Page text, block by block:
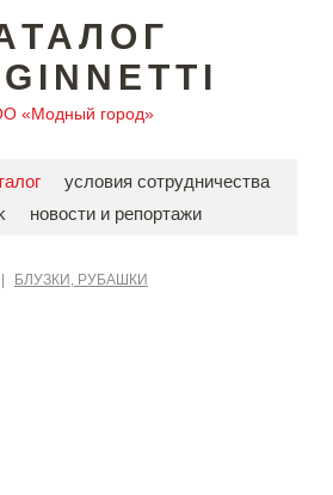
«Модный город»
условия сотрудничества
новости и репортажи
БЛУЗКИ, РУБАШКИ